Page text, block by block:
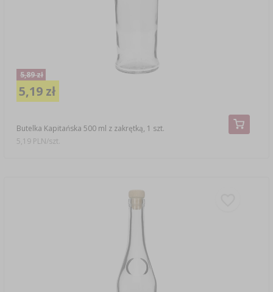
Butelka Kapitańska 500 ml z zakrętką, 1 szt.
5,89 zł
5,19 zł
5,19 PLN/szt.